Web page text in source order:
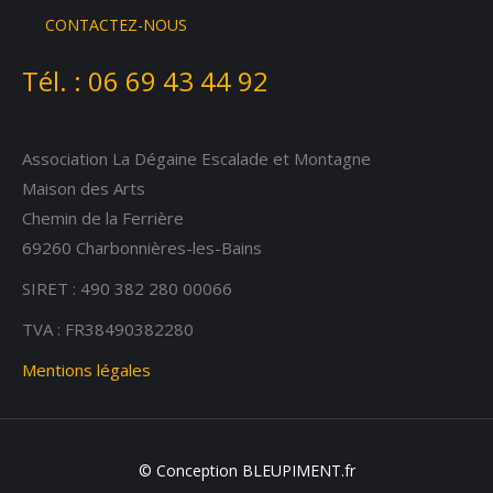
opens
new
opens
new
opens
new
CONTACTEZ-NOUS
Tél. : 06 69 43 44 92
Association La Dégaine Escalade et Montagne
Maison des Arts
Chemin de la Ferrière
69260 Charbonnières-les-Bains
SIRET : 490 382 280 00066
TVA : FR38490382280
Mentions légales
© Conception BLEUPIMENT.fr